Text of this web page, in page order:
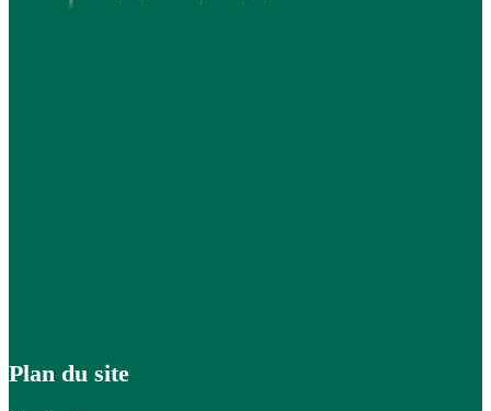
Plan du site